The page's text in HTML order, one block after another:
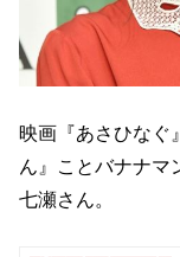
映画『あさひなぐ
ん』ことバナナマ
七瀬さん。